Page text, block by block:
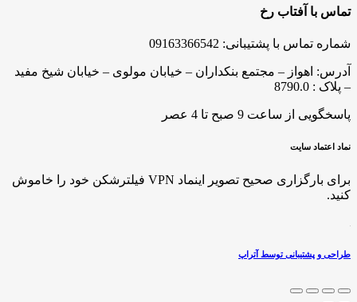
تماس با آفتاب رخ
شماره تماس با پشتیبانی: 09163366542
آدرس: اهواز – مجتمع بنکداران – خیابان مولوی – خیابان شیخ مفید
– پلاک : 8790.0
پاسخگویی از ساعت 9 صبح تا 4 عصر
نماد اعتماد سایت
برای بارگزاری صحیح تصویر اینماد VPN فیلترشکن خود را خاموش
کنید.
طراحی و پشتیبانی توسط آتراپ